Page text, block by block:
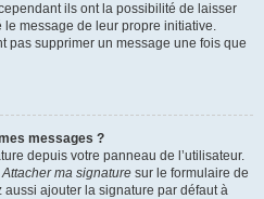
ils ont la possibilité de laisser
le message de leur propre initiative.
pas supprimer un message une fois que
messages ?
depuis votre panneau de l’utilisateur.
Attacher ma signature sur le formulaire de
ajouter la signature par défaut à